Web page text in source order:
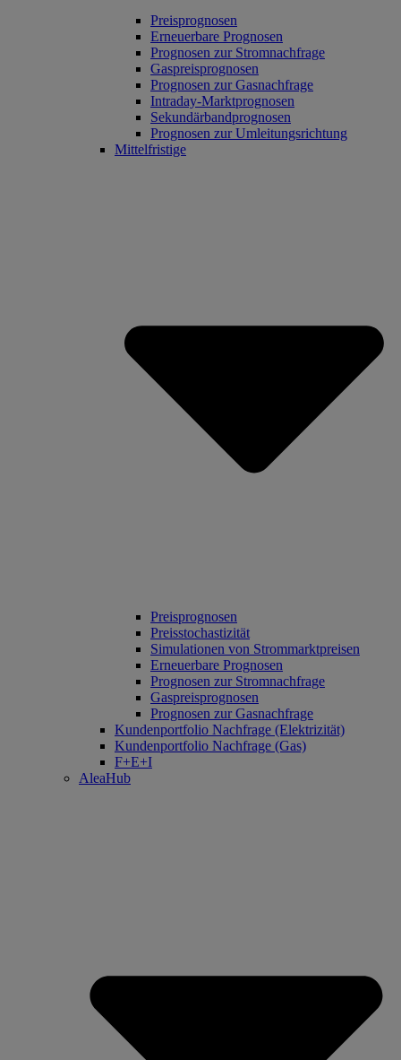
Preisprognosen
Erneuerbare Prognosen
Prognosen zur Stromnachfrage
Gaspreisprognosen
Prognosen zur Gasnachfrage
Intraday-Marktprognosen
Sekundärbandprognosen
Prognosen zur Umleitungsrichtung
Mittelfristige
Preisprognosen
Preisstochastizität
Simulationen von Strommarktpreisen
Erneuerbare Prognosen
Prognosen zur Stromnachfrage
Gaspreisprognosen
Prognosen zur Gasnachfrage
Kundenportfolio Nachfrage (Elektrizität)
Kundenportfolio Nachfrage (Gas)
F+E+I
AleaHub